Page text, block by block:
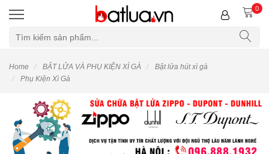
0
Home BẬT LỬA VÀ PHỤ KIỆN XÌ GÀ
Bật lửa hút xì gà
Phụ Kiện Xì Gà